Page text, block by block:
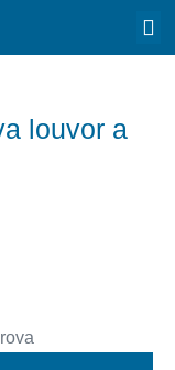
louvor a